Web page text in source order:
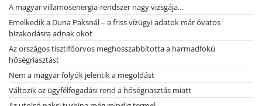
A magyar villamosenergia-rendszer nagy vizsgája…
Emelkedik a Duna Paksnál – a friss vízügyi adatok már óvatos
bizakodásra adnak okot
Az országos tisztifőorvos meghosszabbította a harmadfokú
hőségriasztást
Nem a magyar folyók jelentik a megoldást
Változik az ügyfélfogadási rend a hőségriasztás miatt